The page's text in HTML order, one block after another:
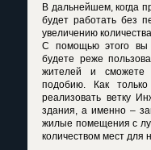
В дальнейшем, когда
будет работать без
увеличению
С помощью этого вы
будете реже
жителей и сможете
подобию. Как
реализовать ветку
здания, а именно –
жилые помещения с
количеством мест для